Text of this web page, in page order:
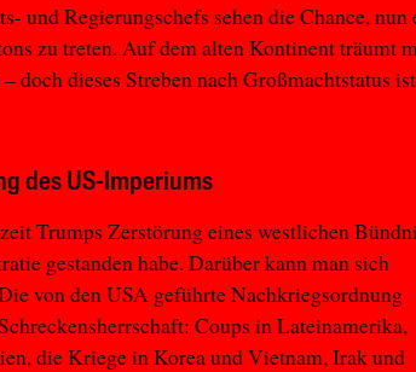
und Regierungschefs sehen die Chance,
zu treten. Auf dem alten Kontinent träumt
doch dieses Streben nach Großmachtstatus
des US-Imperiums
Trumps Zerstörung eines westlichen
gestanden habe. Darüber kann man sich
von den USA geführte Nachkriegsordnung
Coups in Lateinamerika,
die Kriege in Korea und Vietnam, Irak und